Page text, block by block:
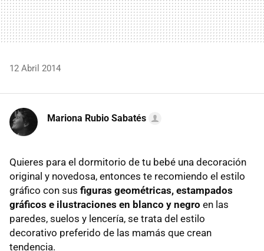
12 Abril 2014
Mariona Rubio Sabatés
Quieres para el dormitorio de tu bebé una decoración
original y novedosa, entonces te recomiendo el estilo
gráfico con sus figuras geométricas, estampados
gráficos e ilustraciones en blanco y negro en las
paredes, suelos y lencería, se trata del estilo
decorativo preferido de las mamás que crean
tendencia.